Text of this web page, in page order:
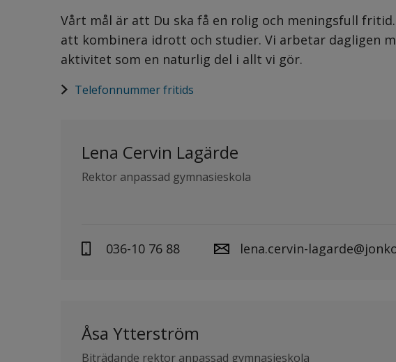
Vårt mål är att Du ska få en rolig och meningsfull
att kombinera idrott och studier. Vi arbetar dagligen
aktivitet som en naturlig del i allt vi gör.
Telefonnummer fritids
Lena Cervin Lagärde
Rektor anpassad gymnasieskola
036-10 76 88 lena.cervin-
Åsa Ytterström
Biträdande rektor anpassad gymnasieskola